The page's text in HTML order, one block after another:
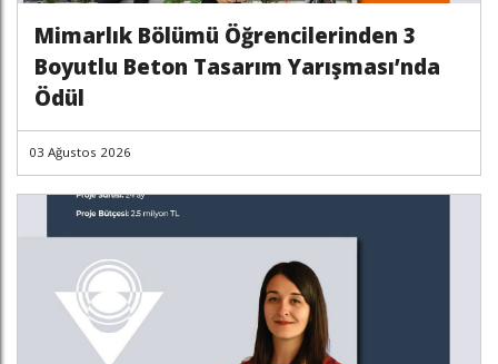
Mimarlık Bölümü Öğrencilerinden 3
Boyutlu Beton Tasarım Yarışması’nda
Ödül
03 Ağustos 2026